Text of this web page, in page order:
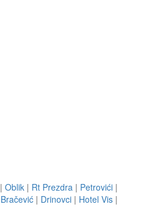
| Oblik | Rt Prezdra | Petrovići |
Bračević | Drinovci | Hotel Vis |